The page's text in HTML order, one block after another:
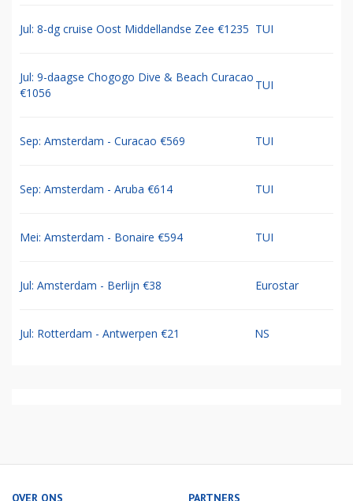
Jul: 8-dg cruise Oost Middellandse Zee €1235 TUI
Jul: 9-daagse Chogogo Dive & Beach Curacao
€1056
TUI
Sep: Amsterdam - Curacao €569 TUI
Sep: Amsterdam - Aruba €614 TUI
Mei: Amsterdam - Bonaire €594 TUI
Jul: Amsterdam - Berlijn €38 Eurostar
Jul: Rotterdam - Antwerpen €21 NS
OVER ONS PARTNERS